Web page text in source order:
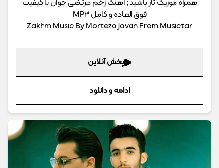
همراه موزیک تار باشید ; اهنگ زخم مرتضی جوان با کیفیت
فوق العاده و کامل MP3
Zakhm Music By Morteza Javan From Musictar
پخش آنلاین
ادامه و دانلود